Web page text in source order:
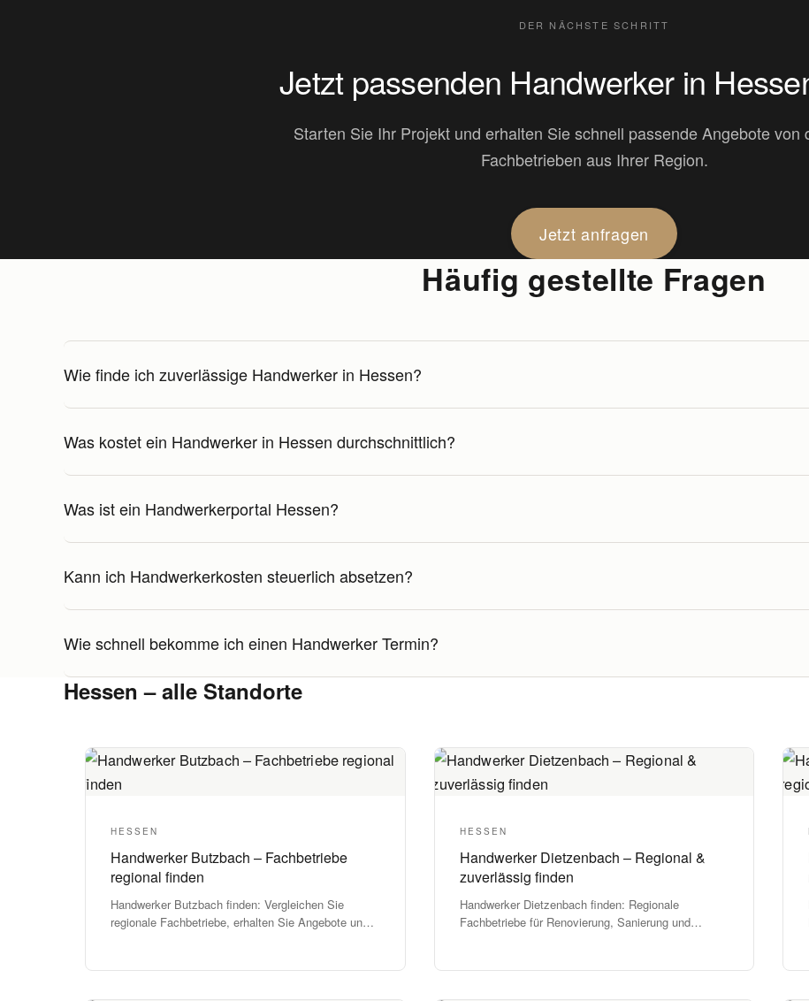
DER NÄCHSTE SCHRITT
Jetzt passenden Handwerker in
Starten Sie Ihr Projekt und erhalten Sie schnell passende Angebote von
Fachbetrieben aus Ihrer Region.
Jetzt anfragen
Häufig gestellte Fragen
Wie finde ich zuverlässige Handwerker in Hessen?
Was kostet ein Handwerker in Hessen durchschnittlich?
Was ist ein Handwerkerportal Hessen?
Kann ich Handwerkerkosten steuerlich absetzen?
Wie schnell bekomme ich einen Handwerker Termin?
Hessen – alle Standorte
HESSEN
Handwerker Butzbach – Fachbetriebe
regional finden
Handwerker Butzbach finden: Vergleichen Sie
regionale Fachbetriebe, erhalten Sie Angebote und
HESSEN
Handwerker Dietzenbach – Regional &
zuverlässig finden
Handwerker Dietzenbach finden: Regionale
Fachbetriebe für Renovierung, Sanierung und